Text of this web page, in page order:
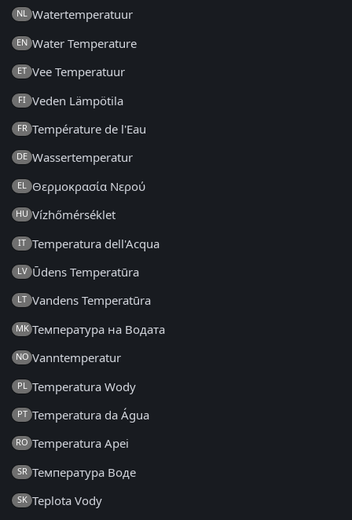
NL Watertemperatuur
EN Water Temperature
ET Vee Temperatuur
FI Veden Lämpötila
FR Température de l'Eau
DE Wassertemperatur
EL Θερμοκρασία Νερού
HU Vízhőmérséklet
IT Temperatura dell'Acqua
LV Ūdens Temperatūra
LT Vandens Temperatūra
MK Температура на Водата
NO Vanntemperatur
PL Temperatura Wody
PT Temperatura da Água
RO Temperatura Apei
SR Температура Воде
SK Teplota Vody